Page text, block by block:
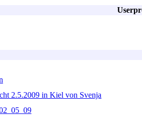
2.5.2009 in Kiel von Svenja